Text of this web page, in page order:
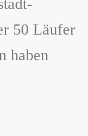
50 Läufer
haben